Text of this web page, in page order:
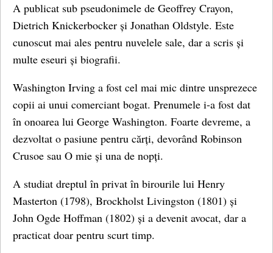
A publicat sub pseudonimele de Geoffrey Crayon,
Dietrich Knickerbocker și Jonathan Oldstyle. Este
cunoscut mai ales pentru nuvelele sale, dar a scris și
multe eseuri și biografii.
Washington Irving a fost cel mai mic dintre unsprezece
copii ai unui comerciant bogat. Prenumele i-a fost dat
în onoarea lui George Washington. Foarte devreme, a
dezvoltat o pasiune pentru cărți, devorând Robinson
Crusoe sau O mie și una de nopți.
A studiat dreptul în privat în birourile lui Henry
Masterton (1798), Brockholst Livingston (1801) și
John Ogde Hoffman (1802) și a devenit avocat, dar a
practicat doar pentru scurt timp.